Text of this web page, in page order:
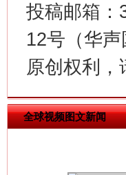
投稿邮箱：
12号（华
原创权利
全球视频图文新闻
习近平的博